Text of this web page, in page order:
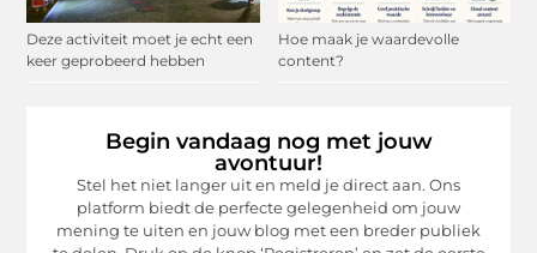
Deze activiteit moet je echt een
keer geprobeerd hebben
Hoe maak je waardevolle
content?
Begin vandaag nog met jouw
avontuur!
Stel het niet langer uit en meld je direct aan. Ons
platform biedt de perfecte gelegenheid om jouw
mening te uiten en jouw blog met een breder publiek